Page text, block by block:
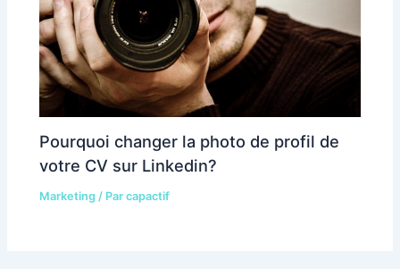
Pourquoi changer la photo de profil de
votre CV sur Linkedin?
Marketing / Parcapactif